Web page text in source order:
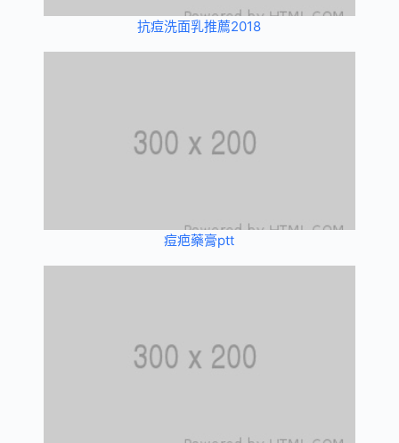
抗痘洗面乳推薦2018
痘疤藥膏ptt